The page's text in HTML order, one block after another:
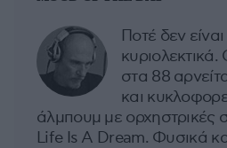
Ποτέ δεν
στα 88
και
άλμπουμ με ορχηστρικές
Life Is A Dream. Φυσικά